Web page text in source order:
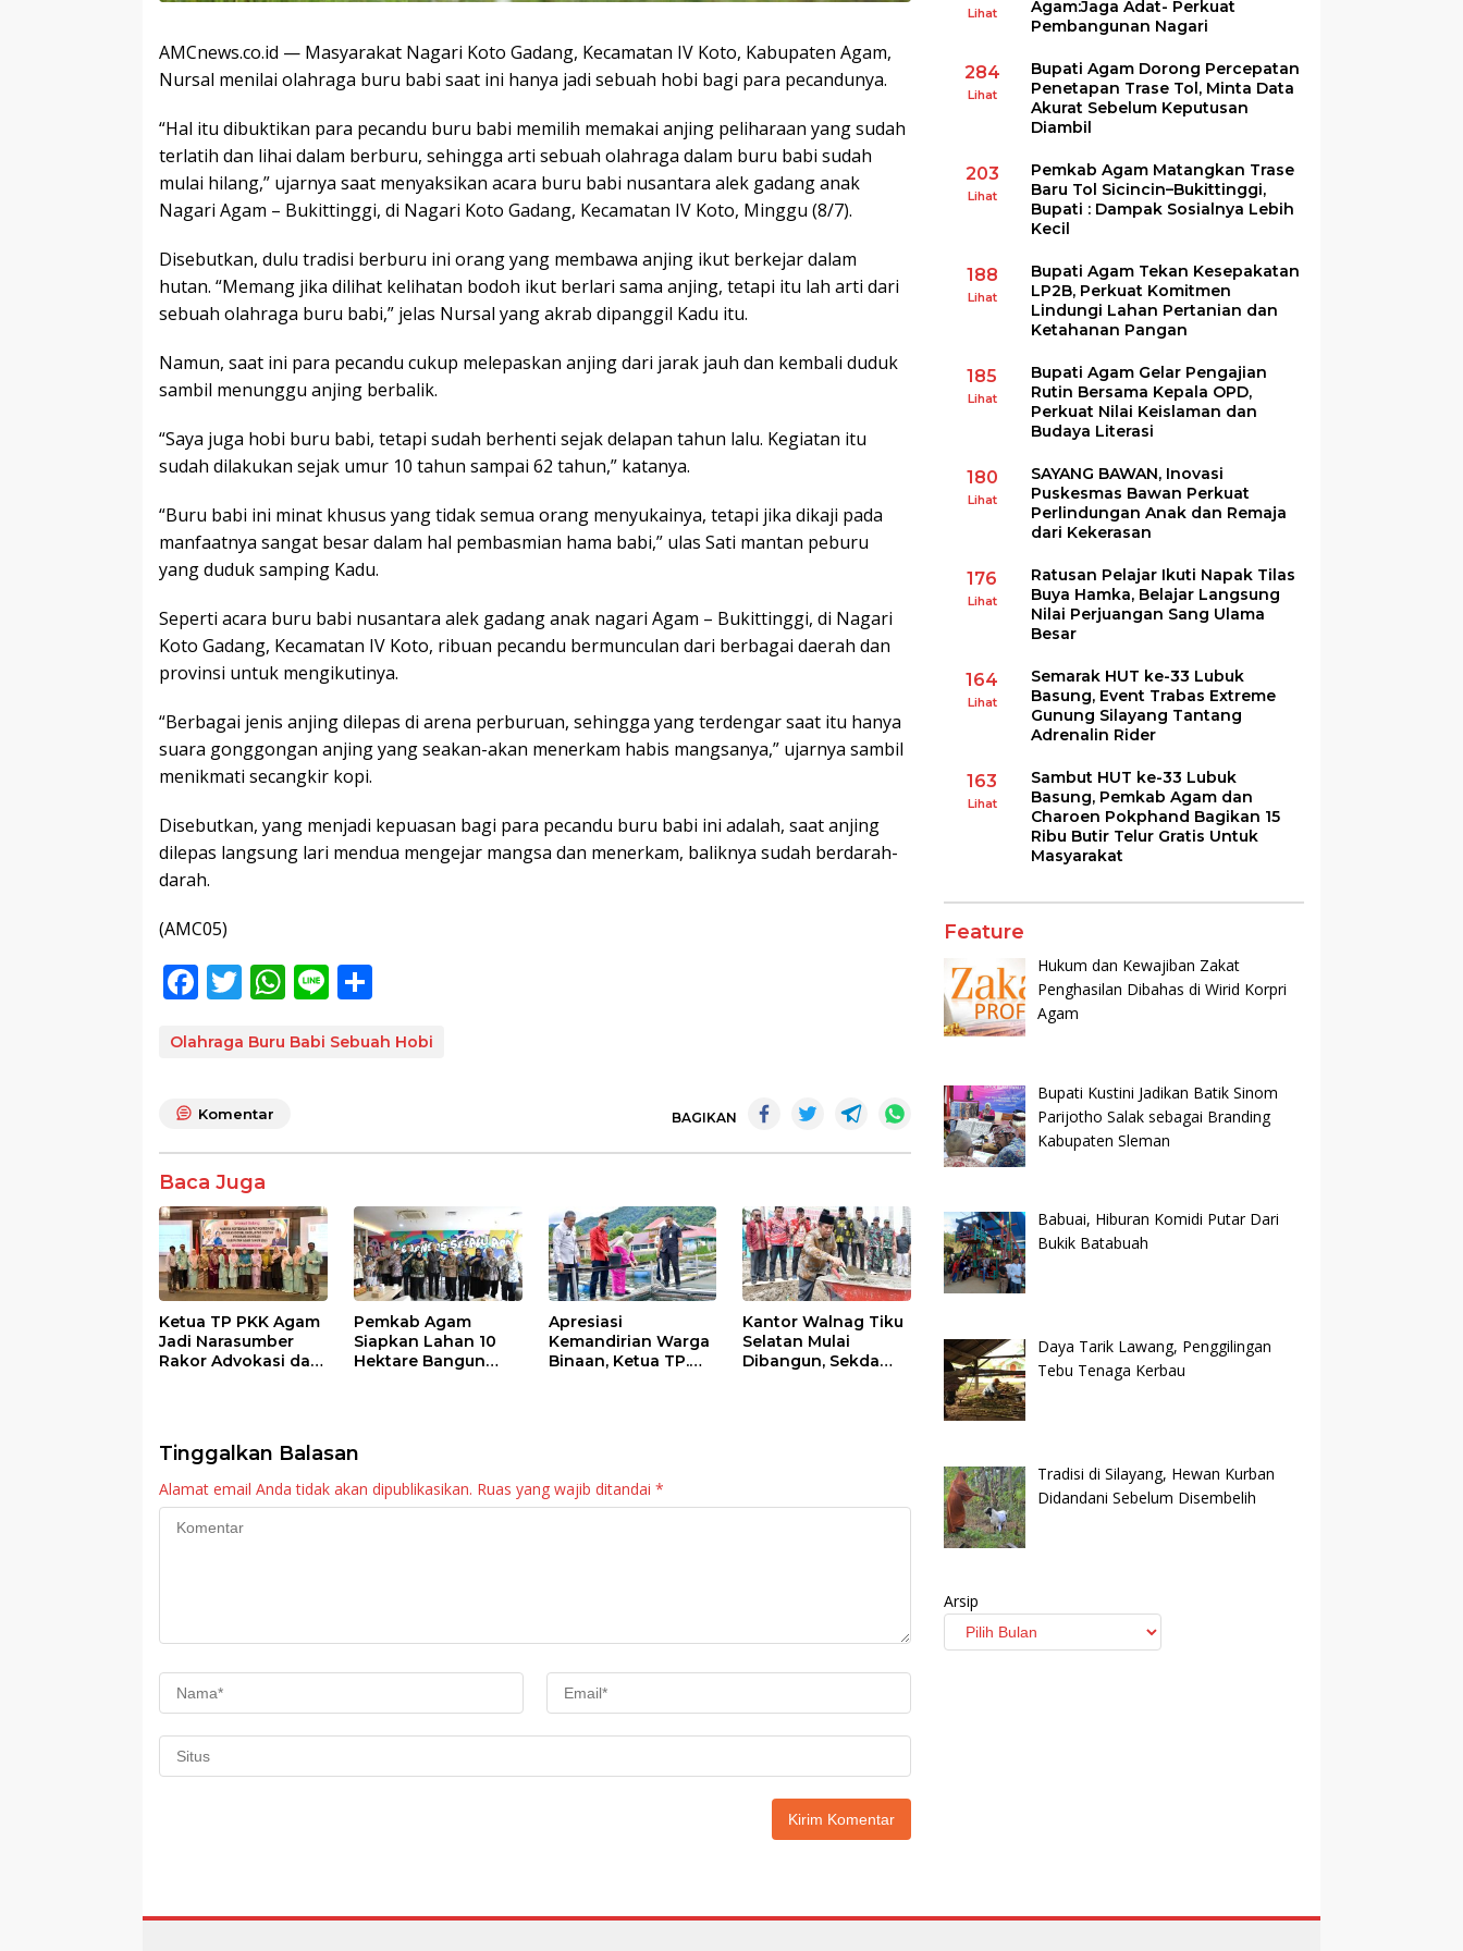
AMCnews.co.id — Masyarakat Nagari Koto Gadang, Kecamatan IV Koto, Kabupaten Agam,
Nursal menilai olahraga buru babi saat ini hanya jadi sebuah hobi bagi para pecandunya.
“Hal itu dibuktikan para pecandu buru babi memilih memakai anjing peliharaan yang sudah
terlatih dan lihai dalam berburu, sehingga arti sebuah olahraga dalam buru babi sudah
mulai hilang,” ujarnya saat menyaksikan acara buru babi nusantara alek gadang anak
Nagari Agam – Bukittinggi, di Nagari Koto Gadang, Kecamatan IV Koto, Minggu (8/7).
Disebutkan, dulu tradisi berburu ini orang yang membawa anjing ikut berkejar dalam
hutan. “Memang jika dilihat kelihatan bodoh ikut berlari sama anjing, tetapi itu lah arti dari
sebuah olahraga buru babi,” jelas Nursal yang akrab dipanggil Kadu itu.
Namun, saat ini para pecandu cukup melepaskan anjing dari jarak jauh dan kembali duduk
sambil menunggu anjing berbalik.
“Saya juga hobi buru babi, tetapi sudah berhenti sejak delapan tahun lalu. Kegiatan itu
sudah dilakukan sejak umur 10 tahun sampai 62 tahun,” katanya.
“Buru babi ini minat khusus yang tidak semua orang menyukainya, tetapi jika dikaji pada
manfaatnya sangat besar dalam hal pembasmian hama babi,” ulas Sati mantan peburu
yang duduk samping Kadu.
Seperti acara buru babi nusantara alek gadang anak nagari Agam – Bukittinggi, di Nagari
Koto Gadang, Kecamatan IV Koto, ribuan pecandu bermunculan dari berbagai daerah dan
provinsi untuk mengikutinya.
“Berbagai jenis anjing dilepas di arena perburuan, sehingga yang terdengar saat itu hanya
suara gonggongan anjing yang seakan-akan menerkam habis mangsanya,” ujarnya sambil
menikmati secangkir kopi.
Disebutkan, yang menjadi kepuasan bagi para pecandu buru babi ini adalah, saat anjing
dilepas langsung lari mendua mengejar mangsa dan menerkam, baliknya sudah berdarah-
darah.
(AMC05)
F
e
o
o
k
T
itt
W
at
p
Li
e ar
Olahraga Buru Babi Sebuah Hobi
Komentar BAGIKAN
Baca Juga
Ketua TP PKK Agam
Jadi Narasumber
Rakor Advokasi dan
Pemkab Agam
Siapkan Lahan 10
Hektare Bangun
Apresiasi
Kemandirian Warga
Binaan, Ketua TP.
Kantor Walnag Tiku
Selatan Mulai
Dibangun, Sekda
Tinggalkan Balasan
Alamat email Anda tidak akan dipublikasikan. Ruas yang wajib ditandai *
Lihat
Agam:Jaga Adat- Perkuat
Pembangunan Nagari
284
Lihat
Bupati Agam Dorong Percepatan
Penetapan Trase Tol, Minta Data
Akurat Sebelum Keputusan
Diambil
203
Lihat
Pemkab Agam Matangkan Trase
Baru Tol Sicincin–Bukittinggi,
Bupati : Dampak Sosialnya Lebih
Kecil
188
Lihat
Bupati Agam Tekan Kesepakatan
LP2B, Perkuat Komitmen
Lindungi Lahan Pertanian dan
Ketahanan Pangan
185
Lihat
Bupati Agam Gelar Pengajian
Rutin Bersama Kepala OPD,
Perkuat Nilai Keislaman dan
Budaya Literasi
180
Lihat
SAYANG BAWAN, Inovasi
Puskesmas Bawan Perkuat
Perlindungan Anak dan Remaja
dari Kekerasan
176
Lihat
Ratusan Pelajar Ikuti Napak Tilas
Buya Hamka, Belajar Langsung
Nilai Perjuangan Sang Ulama
Besar
164
Lihat
Semarak HUT ke-33 Lubuk
Basung, Event Trabas Extreme
Gunung Silayang Tantang
Adrenalin Rider
163
Lihat
Sambut HUT ke-33 Lubuk
Basung, Pemkab Agam dan
Charoen Pokphand Bagikan 15
Ribu Butir Telur Gratis Untuk
Masyarakat
Feature
Hukum dan Kewajiban Zakat
Penghasilan Dibahas di Wirid Korpri
Agam
Bupati Kustini Jadikan Batik Sinom
Parijotho Salak sebagai Branding
Kabupaten Sleman
Babuai, Hiburan Komidi Putar Dari
Bukik Batabuah
Daya Tarik Lawang, Penggilingan
Tebu Tenaga Kerbau
Tradisi di Silayang, Hewan Kurban
Didandani Sebelum Disembelih
Arsip